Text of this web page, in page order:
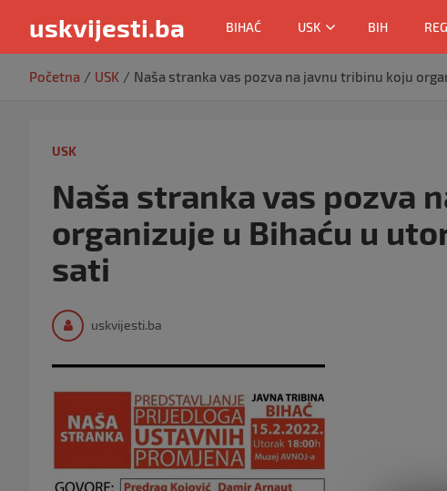
uskvijesti.ba BIHAĆ USK BIH
Početna USK Naša stranka vas pozva na javnu tribinu koju
USK
Naša stranka vas pozva
organizuje u Bihaću u
sati
uskvijesti.ba